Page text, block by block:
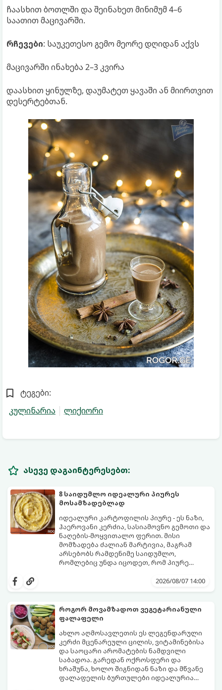
ჩაასხით ბოთლში და შეინახეთ მინიმუმ 4–6
საათით მაცივარში.
რჩევები: საუკეთესო გემო მეორე დღიდან აქვს
მაცივარში ინახება 2–3 კვირა
დაასხით ყინულზე, დაუმატეთ ყავაში ან მიირთვით
დესერტებთან.
ტეგები:
კულინარია
ლიქიორი
ასევე დაგაინტერესებთ:
8 საიდუმლო იდეალური პიურეს
მოსამზადებლად
იდეალური კარტოფილის პიურე - ეს ნაზი,
ჰაეროვანი კერძია, სასიამოვნო გემოთი და
ნაღების-მოყვითალო ფერით. მისი
მომზადება ძალიან მარტივია, მაგრამ
არსებობს რამდენიმე საიდუმლო,
რომლებიც უნდა იცოდეთ, რომ პიურე
2026/08/07 14:00
როგორ მოვამზადოთ ვეგეტარიანული
ფალაფელი
ახლო აღმოსავლეთის ეს ლეგენდარული
კერძი მცენარეული ცილის, ვიტამინებისა
და საოცარი არომატების ნამდვილი
საბადოა. გარედან ოქროსფერი და
ხრაშუნა, ხოლო შიგნიდან ნაზი და მწვანე
ფალაფელის ბურთულები იდეალურია